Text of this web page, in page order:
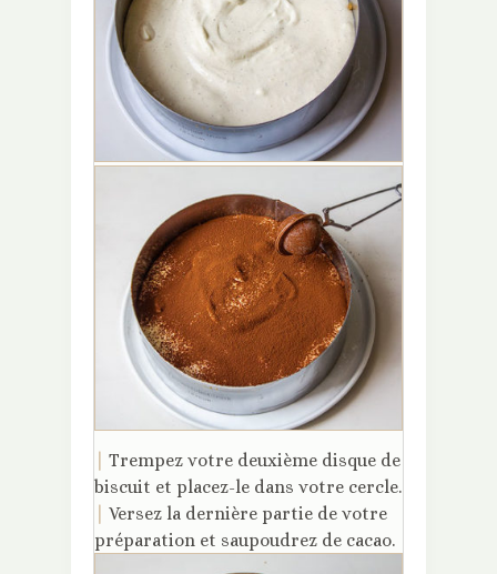
Trempez votre deuxième disque de
biscuit et placez-le dans votre cercle.
Versez la dernière partie de votre
préparation et saupoudrez de cacao.